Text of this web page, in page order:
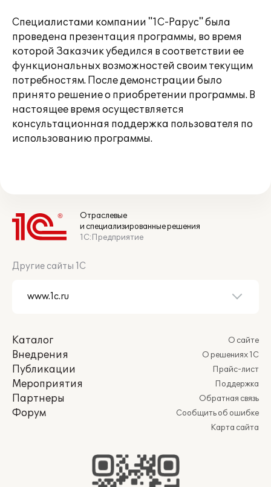
Специалистами компании "1С-Рарус" была
проведена презентация программы, во время
которой Заказчик убедился в соответствии ее
функциональных возможностей своим текущим
потребностям. После демонстрации было
принято решение о приобретении программы. В
настоящее время осуществляется
консультационная поддержка пользователя по
использованию программы.
Отраслевые
и специализированные решения
1С:Предприятие
Другие сайты 1С
Каталог
Внедрения
Публикации
Мероприятия
Партнеры
Форум
О сайте
О решениях 1С
Прайс-лист
Поддержка
Обратная связь
Сообщить об ошибке
Карта сайта